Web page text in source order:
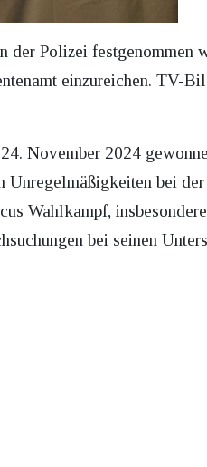
der Polizei festgenommen
einzureichen. TV-
November 2024
Unregelmäßigkeiten bei der
Wahlkampf,
bei seinen